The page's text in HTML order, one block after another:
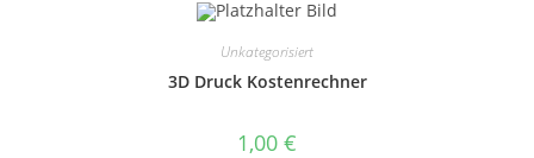
Unkategorisiert
3D Druck Kostenrechner
1,00 €